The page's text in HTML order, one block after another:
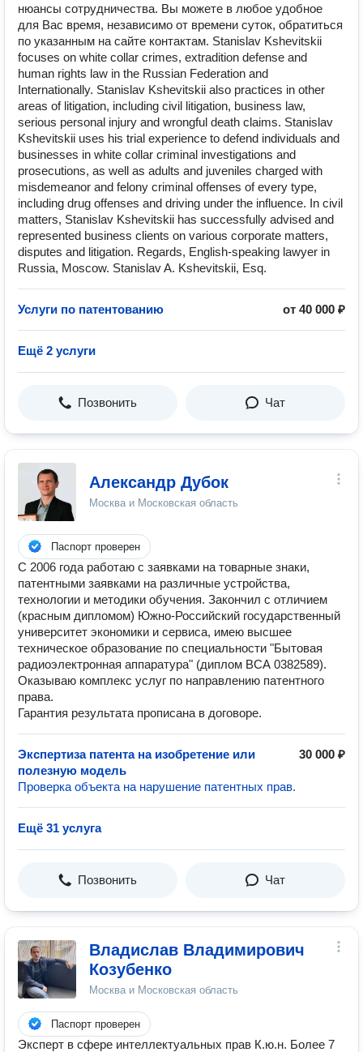
нюансы сотрудничества. Вы можете в любое удобное
для Вас время, независимо от времени суток, обратиться
по указанным на сайте контактам. Stanislav Kshevitskii
focuses on white collar crimes, extradition defense and
human rights law in the Russian Federation and
Internationally. Stanislav Kshevitskii also practices in other
areas of litigation, including civil litigation, business law,
serious personal injury and wrongful death claims. Stanislav
Kshevitskii uses his trial experience to defend individuals and
businesses in white collar criminal investigations and
prosecutions, as well as adults and juveniles charged with
misdemeanor and felony criminal offenses of every type,
including drug offenses and driving under the influence. In civil
matters, Stanislav Kshevitskii has successfully advised and
represented business clients on various corporate matters,
disputes and litigation. Regards, English-speaking lawyer in
Russia, Moscow. Stanislav A. Kshevitskii, Esq.
Услуги по патентованию от 40 000 ₽
Ещё 2 услуги
Позвонить Чат
Александр Дубок
Москва и Московская область
Паспорт проверен
С 2006 года работаю с заявками на товарные знаки,
патентными заявками на различные устройства,
технологии и методики обучения. Закончил с отличием
(красным дипломом) Южно-Российский государственный
университет экономики и сервиса, имею высшее
техническое образование по специальности "Бытовая
радиоэлектронная аппаратура" (диплом ВСА 0382589).
Оказываю комплекс услуг по направлению патентного
права.
Гарантия результата прописана в договоре.
Экспертиза патента на изобретение или
полезную модель
30 000 ₽
Проверка объекта на нарушение патентных прав.
Ещё 31 услуга
Позвонить Чат
Владислав Владимирович
Козубенко
Москва и Московская область
Паспорт проверен
Эксперт в сфере интеллектуальных прав К.ю.н. Более 7